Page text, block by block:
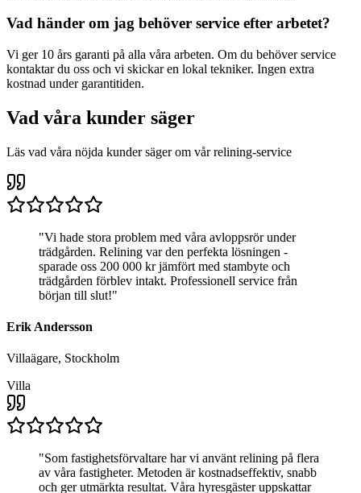
Vad händer om jag behöver service efter arbetet?
Vi ger 10 års garanti på alla våra arbeten. Om du behöver service
kontaktar du oss och vi skickar en lokal tekniker. Ingen extra
kostnad under garantitiden.
Vad våra kunder säger
Läs vad våra nöjda kunder säger om vår relining-service
"Vi hade stora problem med våra avloppsrör under
trädgården. Relining var den perfekta lösningen -
sparade oss 200 000 kr jämfört med stambyte och
trädgården förblev intakt. Professionell service från
början till slut!"
Erik Andersson
Villaägare, Stockholm
Villa
"Som fastighetsförvaltare har vi använt relining på flera
av våra fastigheter. Metoden är kostnadseffektiv, snabb
och ger utmärkta resultat. Våra hyresgäster uppskattar